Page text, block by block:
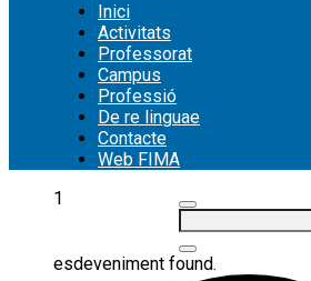
Inici
Activitats
Professorat
Campus
Professió
De re linguae
Contacte
Web FIMA
Cerca:
1
esdeveniment found.